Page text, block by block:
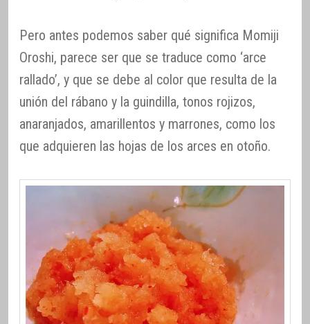
Pero antes podemos saber qué significa Momiji
Oroshi, parece ser que se traduce como ‘arce
rallado’, y que se debe al color que resulta de la
unión del rábano y la guindilla, tonos rojizos,
anaranjados, amarillentos y marrones, como los
que adquieren las hojas de los arces en otoño.